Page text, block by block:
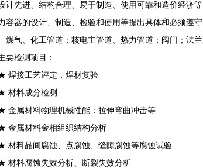
计先进、结构合理、易于制造、使用可靠和造价经济
容器的设计、制造、检验和使用等提出具体和必须遵
煤气、化工管道；核电主管道、热力管道；阀门；法
检测项目：
接工艺评定，焊材复验
料成分检测
属材料物理机械性能：拉伸弯曲冲击等
属材料金相组织结构分析
料晶间腐蚀、点腐蚀、缝隙腐蚀等腐蚀试验
料腐蚀失效分析、断裂失效分析